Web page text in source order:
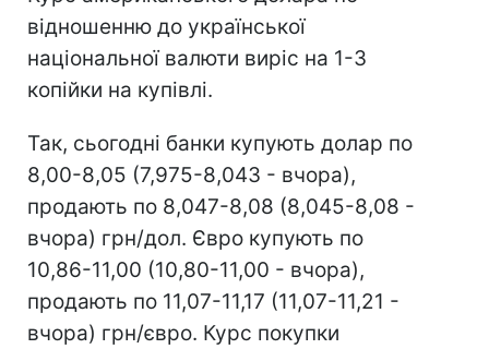
відношенню до української
національної валюти виріс на 1-3
копійки на купівлі.
Так, сьогодні банки купують долар по
8,00-8,05 (7,975-8,043 - вчора),
продають по 8,047-8,08 (8,045-8,08 -
вчора) грн/дол. Євро купують по
10,86-11,00 (10,80-11,00 - вчора),
продають по 11,07-11,17 (11,07-11,21 -
вчора) грн/євро. Курс покупки